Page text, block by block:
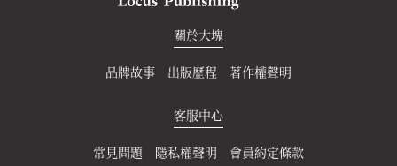
關於大塊
品牌故事 出版歷程 著作權聲明
客服中心
常見問題 隱私權聲明
會員約定條款